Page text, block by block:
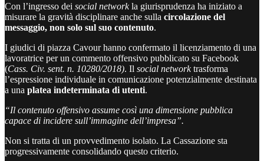
Con l’ingresso dei social networkla giurisprudenza ha iniziato a
misurare la gravità disciplinare anche sulla circolazione del
messaggio, non solo sul suo contenuto.
I giudici di piazza Cavour hanno confermato il licenziamento di una
lavoratrice per un commento offensivo pubblicato su Facebook
(Cass. Civ. sent. n. 10280/2018). Il social networktrasforma
l’espressione individuale in comunicazione potenzialmente destinata
a una platea indeterminata di utenti.
“Il contenuto offensivo assume così una dimensione pubblica
capace di incidere sull’immagine dell’impresa”.
Non si tratta di un provvedimento isolato. La Cassazione sta
progressivamente consolidando questo criterio.